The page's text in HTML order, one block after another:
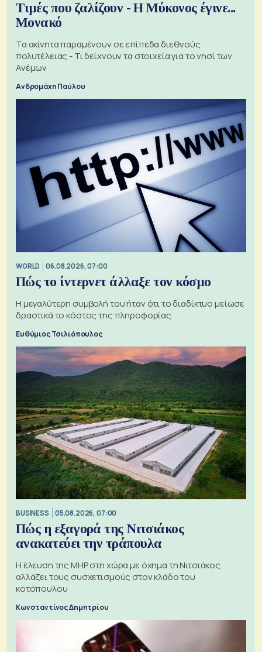
Τιμές που ζαλίζουν - Η Μύκονος έγινε...
Μονακό
Τα ακίνητα παραμένουν σε επίπεδα διεθνούς
πολυτέλειας - Τι δείχνουν τα στοιχεία για το νησί των
Ανέμων
Ανδρομάχη Παύλου
WORLD 06.08.2026, 07:00
Πώς το ίντερνετ άλλαξε τον κόσμο
Η μεγαλύτερη συμβολή του ήταν ότι το διαδίκτυο μείωσε
δραστικά το κόστος της πληροφορίας
Ευθύμιος Τσιλιόπουλος
BUSINESS 05.08.2026, 07:00
Πώς η εξαγορά της Νιτσιάκος
ανακατεύει την τράπουλα
H έλευση της MHP στη χώρα με όχημα τη Νιτσιάκος
αλλάζει τους συσχετισμούς στον κλάδο του
κοτόπουλου
Κωνσταντίνος Δημητρίου